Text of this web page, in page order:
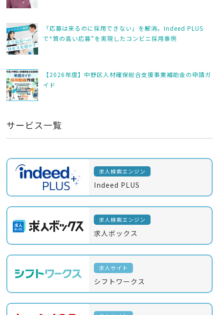
「応募は来るのに採用できない」を解消。Indeed PLUS
で“質の高い応募”を実現したコンビニ採用事例
【2026年度】中野区人材確保総合支援事業補助金の申請ガ
イド
サービス一覧
求人検索エンジン
Indeed PLUS
求人検索エンジン
求人ボックス
求人サイト
シフトワークス